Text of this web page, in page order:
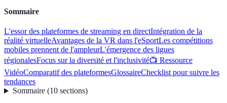
Sommaire
L'essor des plateformes de streaming en directIntégration de la
réalité virtuelleAvantages de la VR dans l'eSportLes compétitions
mobiles prennent de l'ampleurL'émergence des ligues
régionalesFocus sur la diversité et l'inclusivité📺 Ressource
VidéoComparatif des plateformesGlossaireChecklist pour suivre les
tendances
Sommaire(10 sections)